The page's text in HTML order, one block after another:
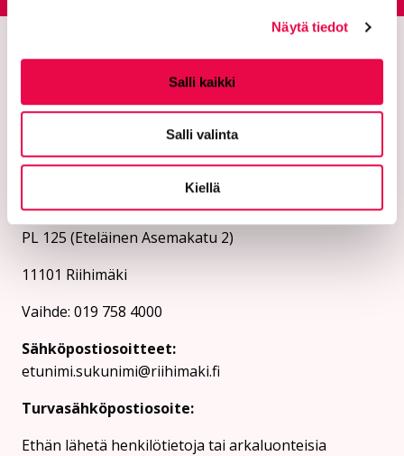
Näytä tiedot
Salli kaikki
Salli valinta
Kiellä
PL 125 (Eteläinen Asemakatu 2)
11101 Riihimäki
Vaihde: 019 758 4000
Sähköpostiosoitteet:
etunimi.sukunimi@riihimaki.fi
Turvasähköpostiosoite:
Ethän lähetä henkilötietoja tai arkaluonteisia